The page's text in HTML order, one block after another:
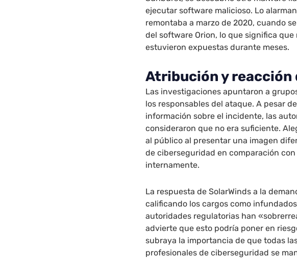
ejecutar software malicioso. Lo
remontaba a marzo de 2020, cuando
del software Orion, lo que significa
estuvieron expuestas durante meses.
Atribución y reacción
Las investigaciones apuntaron a
los responsables del ataque. A pesar
información sobre el incidente, las
consideraron que no era suficiente.
al público al presentar una imagen
de ciberseguridad en comparación
internamente.
La respuesta de SolarWinds a la
calificando los cargos como
autoridades regulatorias han
advierte que esto podría poner en
subraya la importancia de que todas
profesionales de ciberseguridad se